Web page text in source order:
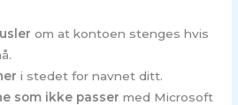
om at kontoen stenges hvis
i stedet for navnet ditt.
som ikke passer med Microsoft